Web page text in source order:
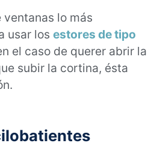
lo más
usar los estores de tipo
el caso de querer abrir la
subir la cortina, ésta